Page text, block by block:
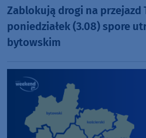
Zablokują drogi na przejazd
poniedziałek (3.08) spore
bytowskim